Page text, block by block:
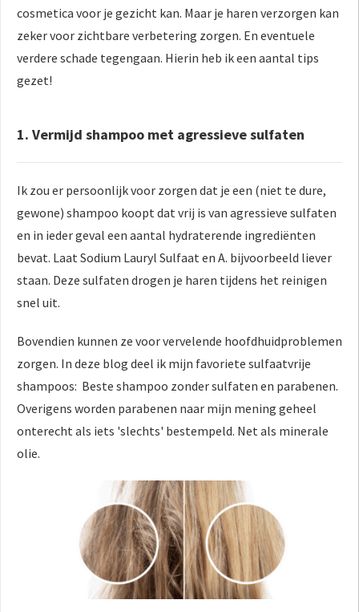
cosmetica voor je gezicht kan. Maar je haren verzorgen kan
zeker voor zichtbare verbetering zorgen. En eventuele
verdere schade tegengaan. Hierin heb ik een aantal tips
gezet!
1. Vermijd shampoo met agressieve sulfaten
Ik zou er persoonlijk voor zorgen dat je een (niet te dure,
gewone) shampoo koopt dat vrij is van agressieve sulfaten
en in ieder geval een aantal hydraterende ingrediënten
bevat. Laat Sodium Lauryl Sulfaat en A. bijvoorbeeld liever
staan. Deze sulfaten drogen je haren tijdens het reinigen
snel uit.
Bovendien kunnen ze voor vervelende hoofdhuidproblemen
zorgen. In deze blog deel ik mijn favoriete sulfaatvrije
shampoos: Beste shampoo zonder sulfaten en parabenen.
Overigens worden parabenen naar mijn mening geheel
onterecht als iets 'slechts' bestempeld. Net als minerale
olie.